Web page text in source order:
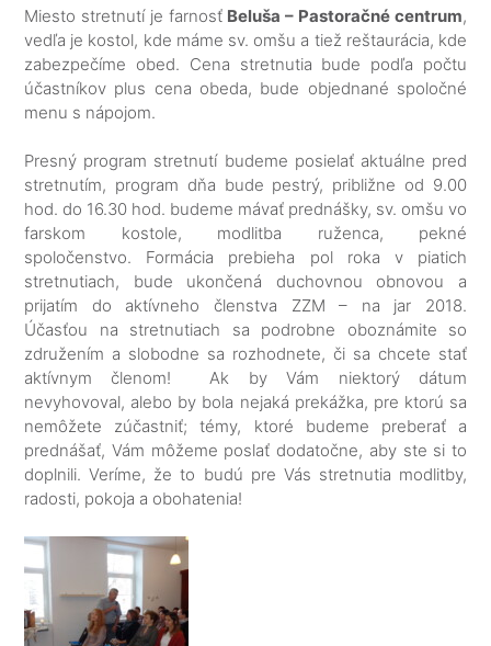
Miesto stretnutí je farnosť Beluša – Pastoračné centrum,
vedľa je kostol, kde máme sv. omšu a tiež reštaurácia, kde
zabezpečíme obed. Cena stretnutia bude podľa počtu
účastníkov plus cena obeda, bude objednané spoločné
menu s nápojom.
Presný program stretnutí budeme posielať aktuálne pred
stretnutím, program dňa bude pestrý, približne od 9.00
hod. do 16.30 hod. budeme mávať prednášky, sv. omšu vo
farskom kostole, modlitba ruženca, pekné
spoločenstvo. Formácia prebieha pol roka v piatich
stretnutiach, bude ukončená duchovnou obnovou a
prijatím do aktívneho členstva ZZM – na jar 2018.
Účasťou na stretnutiach sa podrobne oboznámite so
združením a slobodne sa rozhodnete, či sa chcete stať
aktívnym členom! Ak by Vám niektorý dátum
nevyhovoval, alebo by bola nejaká prekážka, pre ktorú sa
nemôžete zúčastniť; témy, ktoré budeme preberať a
prednášať, Vám môžeme poslať dodatočne, aby ste si to
doplnili. Veríme, že to budú pre Vás stretnutia modlitby,
radosti, pokoja a obohatenia!